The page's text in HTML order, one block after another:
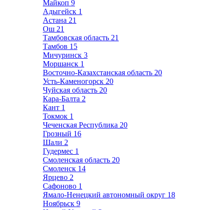
Майкоп 9
Адыгейск 1
Астана 21
Ош 21
Тамбовская область 21
Тамбов 15
Мичуринск 3
Моршанск 1
Восточно-Казахстанская область 20
Усть-Каменогорск 20
Чуйская область 20
Кара-Балта 2
Кант 1
Токмок 1
Чеченская Республика 20
Грозный 16
Шали 2
Гудермес 1
Смоленская область 20
Смоленск 14
Ярцево 2
Сафоново 1
Ямало-Ненецкий автономный округ 18
Ноябрьск 9